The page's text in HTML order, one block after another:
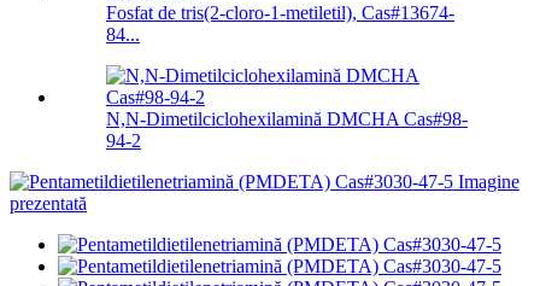
Fosfat de tris(2-cloro-1-metiletil), Cas#13674-
84...
N,N-Dimetilciclohexilamină DMCHA Cas#98-
94-2